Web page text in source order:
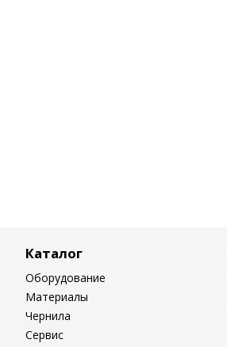
Каталог
Оборудование
Материалы
Чернила
Сервис